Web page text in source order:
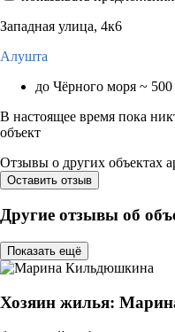
Западная улица, 4к6
Алушта
до Чёрного моря ~
В настоящее время пока
объект
Отзывы о других объектах
Оставить отзыв
Другие отзывы об
Показать ещё
Хозяин жилья: